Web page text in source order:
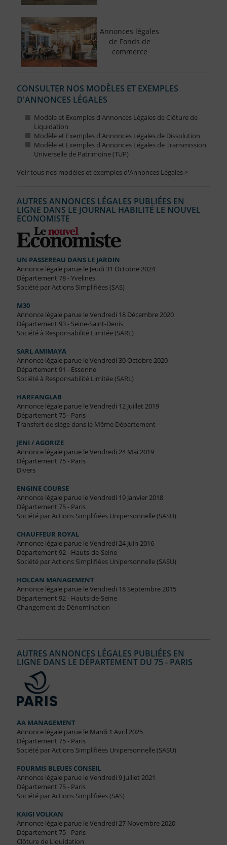
Annonces légales
de Fonds de
commerce
CONSULTER NOS MODÈLES ET EXEMPLES
D'ANNONCES LÉGALES
Modèle et Exemples d'Annonces Légales de Clôture de
Liquidation
Modèle et Exemples d'Annonces Légales de Dissolution
Modèle et Exemples d'Annonces Légales de Transmission
Universelle de Patrimoine (TUP)
Voir tous nos modèles et exemples d'Annonces Légales >
AUTRES ANNONCES LÉGALES PUBLIÉES EN
LIGNE DANS LE JOURNAL HABILITÉ LE NOUVEL
ECONOMISTE
UN PASSEREAU DANS LE JARDIN
Annonce légale parue le Jeudi 31 Octobre 2024
Département 78 - Yvelines
Société par Actions Simplifiées (SAS)
M30
Annonce légale parue le Vendredi 18 Décembre 2020
Département 93 - Seine-Saint-Denis
Société à Responsabilité Limitée (SARL)
SARL AMIMAYA
Annonce légale parue le Vendredi 30 Octobre 2020
Département 91 - Essonne
Société à Responsabilité Limitée (SARL)
HARFANGLAB
Annonce légale parue le Vendredi 12 Juillet 2019
Département 75 - Paris
Transfert de siège dans le Même Département
JENI / AGORIZE
Annonce légale parue le Vendredi 24 Mai 2019
Département 75 - Paris
Divers
ENGINE COURSE
Annonce légale parue le Vendredi 19 Janvier 2018
Département 75 - Paris
Société par Actions Simplifiées Unipersonnelle (SASU)
CHAUFFEUR ROYAL
Annonce légale parue le Vendredi 24 Juin 2016
Département 92 - Hauts-de-Seine
Société par Actions Simplifiées Unipersonnelle (SASU)
HOLCAN MANAGEMENT
Annonce légale parue le Vendredi 18 Septembre 2015
Département 92 - Hauts-de-Seine
Changement de Dénomination
AUTRES ANNONCES LÉGALES PUBLIÉES EN
LIGNE DANS LE DÉPARTEMENT DU 75 - PARIS
AA MANAGEMENT
Annonce légale parue le Mardi 1 Avril 2025
Département 75 - Paris
Société par Actions Simplifiées Unipersonnelle (SASU)
FOURMIS BLEUES CONSEIL
Annonce légale parue le Vendredi 9 Juillet 2021
Département 75 - Paris
Société par Actions Simplifiées (SAS)
KAIGI VOLKAN
Annonce légale parue le Vendredi 27 Novembre 2020
Département 75 - Paris
Clôture de Liquidation